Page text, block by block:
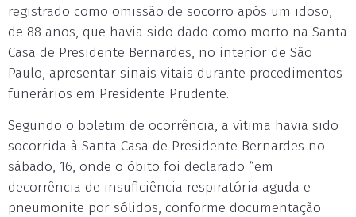
registrado como omissão de socorro após um idoso,
de 88 anos, que havia sido dado como morto na Santa
Casa de Presidente Bernardes, no interior de São
Paulo, apresentar sinais vitais durante procedimentos
funerários em Presidente Prudente.
Segundo o boletim de ocorrência, a vítima havia sido
socorrida à Santa Casa de Presidente Bernardes no
sábado, 16, onde o óbito foi declarado “em
decorrência de insuficiência respiratória aguda e
pneumonite por sólidos, conforme documentação